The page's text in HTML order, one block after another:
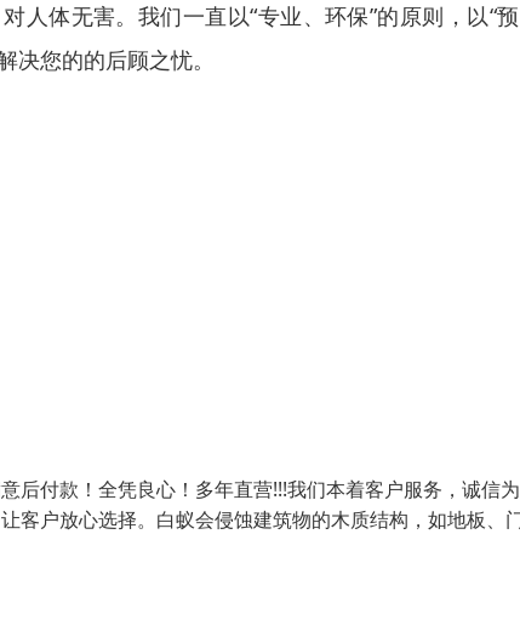
人体无害。我们一直以“专业、环保”的原则，以“
您的的后顾之忧。
后付款！全凭良心！多年直营!!!我们本着客户服务，诚信
客户放心选择。白蚁会侵蚀建筑物的木质结构，如地板、